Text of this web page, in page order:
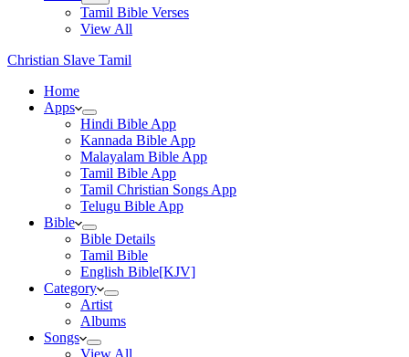
Tamil Bible Verses
View All
Christian Slave Tamil
Home
Apps
Hindi Bible App
Kannada Bible App
Malayalam Bible App
Tamil Bible App
Tamil Christian Songs App
Telugu Bible App
Bible
Bible Details
Tamil Bible
English Bible[KJV]
Category
Artist
Albums
Songs
View All